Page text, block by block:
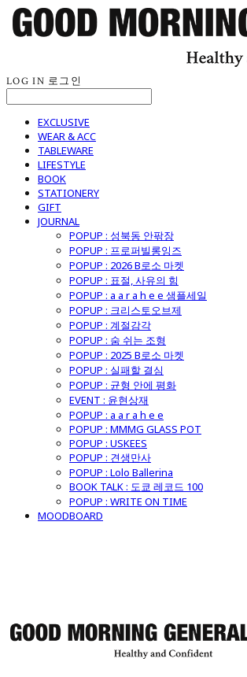
LOG IN 로그인
EXCLUSIVE
WEAR & ACC
TABLEWARE
LIFESTYLE
BOOK
STATIONERY
GIFT
JOURNAL
POPUP : 성북동 안팎장
POPUP : 프로퍼빌롱잉즈
POPUP : 2026 B로소 마켓
POPUP : 표절, 사유의 힘
POPUP : a a r a h e e 샘플세일
POPUP : 크리스토오브제
POPUP : 계절감각
POPUP : 숨 쉬는 조형
POPUP : 2025 B로소 마켓
POPUP : 실패할 결심
POPUP : 균형 안에 평화
EVENT : 윤현상재
POPUP : a a r a h e e
POPUP : MMMG GLASS POT
POPUP : USKEES
POPUP : 견생만사
POPUP : Lolo Ballerina
BOOK TALK : 도쿄 레코드 100
POPUP : WRITE ON TIME
MOODBOARD